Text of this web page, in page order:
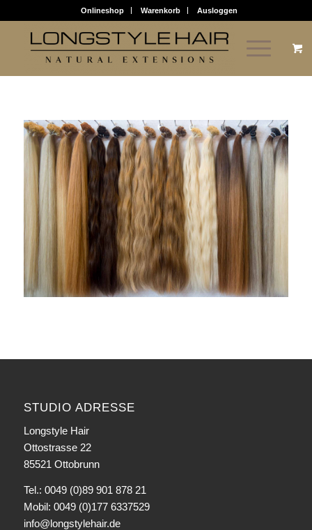
Onlineshop Warenkorb Ausloggen
STUDIO ADRESSE
Longstyle Hair
Ottostrasse 22
85521 Ottobrunn
Tel.: 0049 (0)89 901 878 21
Mobil: 0049 (0)177 6337529
info@longstylehair.de